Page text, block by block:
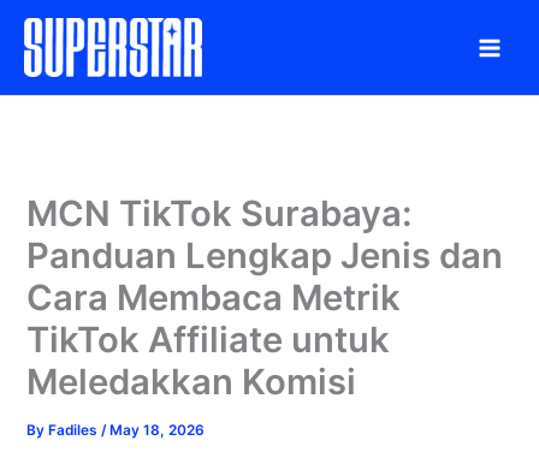
Skip
content
MCN TikTok Surabaya:
Panduan Lengkap Jenis dan
Cara Membaca Metrik
TikTok Affiliate untuk
Meledakkan Komisi
By Fadiles/ May 18, 2026